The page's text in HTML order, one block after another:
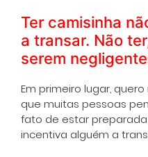
Ter camisinha
a transar. Não
serem
Em primeiro lugar,
que muitas pessoas
fato de estar
incentiva alguém a